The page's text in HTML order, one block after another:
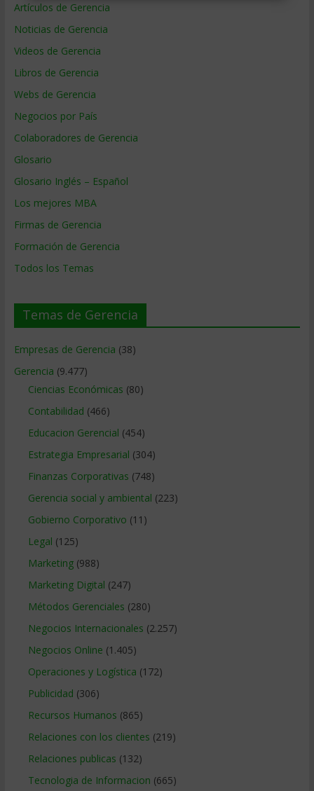
Artículos de Gerencia
Noticias de Gerencia
Videos de Gerencia
Libros de Gerencia
Webs de Gerencia
Negocios por País
Colaboradores de Gerencia
Glosario
Glosario Inglés – Español
Los mejores MBA
Firmas de Gerencia
Formación de Gerencia
Todos los Temas
Temas de Gerencia
Empresas de Gerencia (38)
Gerencia (9.477)
Ciencias Económicas (80)
Contabilidad (466)
Educacion Gerencial (454)
Estrategia Empresarial (304)
Finanzas Corporativas (748)
Gerencia social y ambiental (223)
Gobierno Corporativo (11)
Legal (125)
Marketing(988)
Marketing Digital (247)
Métodos Gerenciales (280)
Negocios Internacionales (2.257)
Negocios Online (1.405)
Operaciones y Logística (172)
Publicidad (306)
Recursos Humanos (865)
Relaciones con los clientes (219)
Relaciones publicas (132)
Tecnologia de Informacion (665)